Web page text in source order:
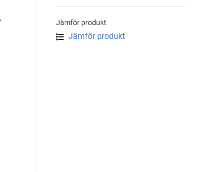
Jämför produkt
Jämför produkt